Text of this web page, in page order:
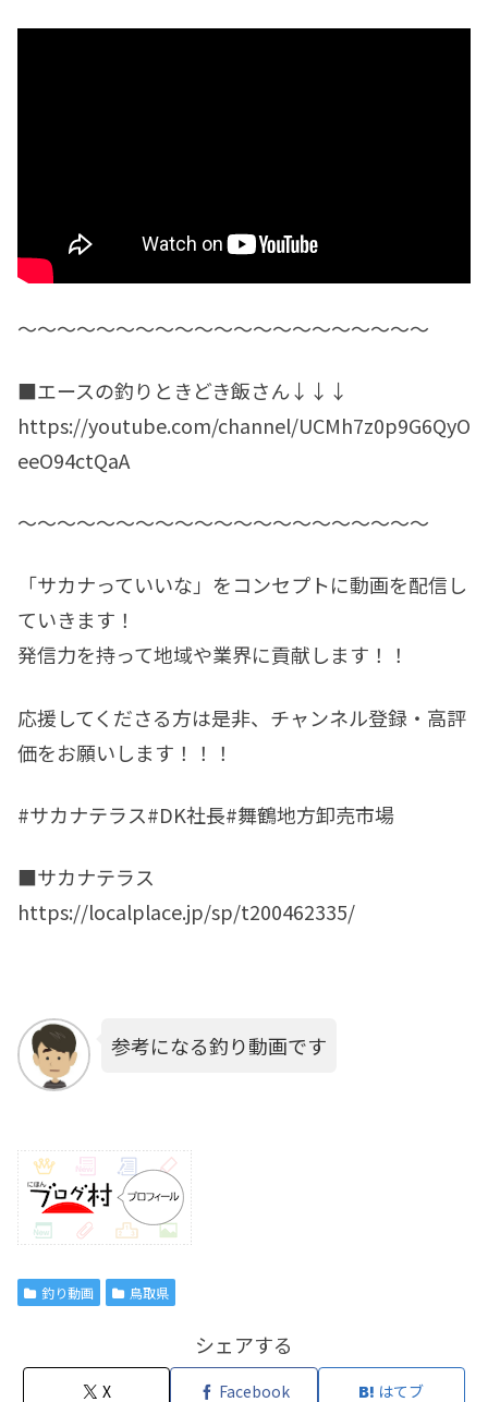
〜〜〜〜〜〜〜〜〜〜〜〜〜〜〜〜〜〜〜〜〜
■エースの釣りときどき飯さん↓↓↓
https://youtube.com/channel/UCMh7z0p9G6QyO
eeO94ctQaA
〜〜〜〜〜〜〜〜〜〜〜〜〜〜〜〜〜〜〜〜〜
「サカナっていいな」をコンセプトに動画を配信し
ていきます！
発信力を持って地域や業界に貢献します！！
応援してくださる方は是非、チャンネル登録・高評
価をお願いします！！！
#サカナテラス#DK社長#舞鶴地方卸売市場
■サカナテラス
https://localplace.jp/sp/t200462335/
参考になる釣り動画です
釣り動画 鳥取県
シェアする
X Facebook はてブ